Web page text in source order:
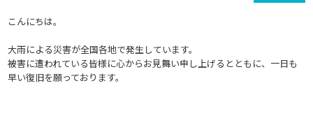
こんにちは。
大雨による災害が全国各地で発生しています。
被害に遭われている皆様に心からお見舞い申し上げるとともに、一日も
早い復旧を願っております。